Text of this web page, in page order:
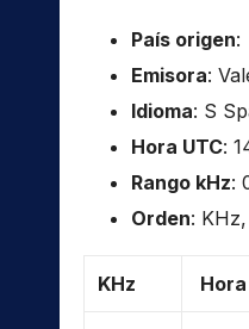
País origen:
Emisora:
Idioma: S
Hora UTC:
Rango kHz:
Orden:
KHz